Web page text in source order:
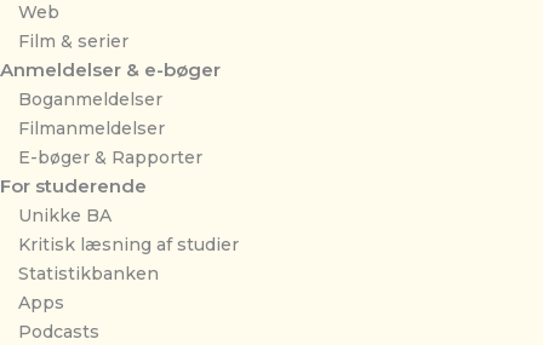
Web
Film & serier
Anmeldelser & e-bøger
Boganmeldelser
Filmanmeldelser
E-bøger & Rapporter
For studerende
Unikke BA
Kritisk læsning af studier
Statistikbanken
Apps
Podcasts